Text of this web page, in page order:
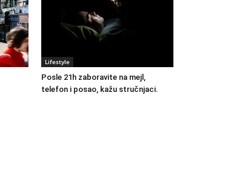
Lifestyle
Posle 21h zaboravite na mejl,
telefon i posao, kažu stručnjaci.